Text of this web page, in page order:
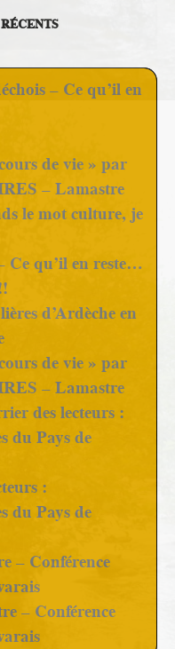
– Ce qu’il en
de vie » par
– Lamastre
le mot culture, je
Ce qu’il en reste…
d’Ardèche en
de vie » par
– Lamastre
des lecteurs :
du Pays de
:
du Pays de
– Conférence
– Conférence